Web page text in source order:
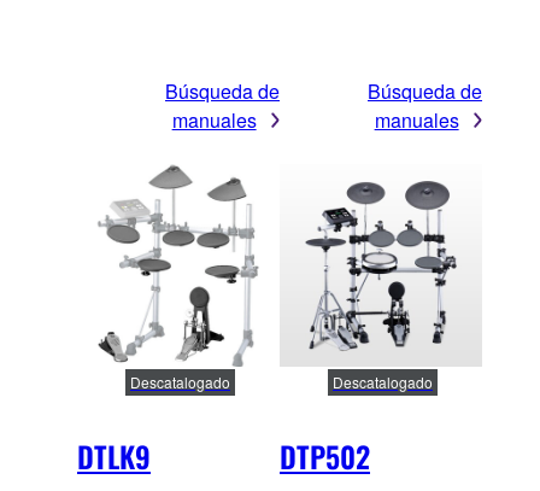
Búsqueda de
manuales
Búsqueda de
manuales
DTLK9
Descatalogado
DTP502
Descatalogado